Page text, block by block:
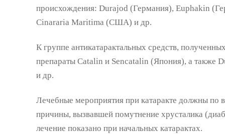
происхождения: Durajod (Германия), Euphakin
Cinararia Maritima (США) и др.
К группе антикатарактальных средств,
препараты Catalin и Sencatalin (Япония), а также
и др.
Лечебные мероприятия при катаракте должны по
причины, вызвавшей помутнение хрусталика
лечение показано при начальных катарактах.